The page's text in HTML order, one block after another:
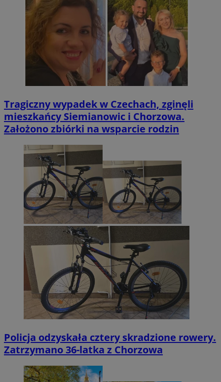
Tragiczny wypadek w Czechach, zginęli
mieszkańcy Siemianowic i Chorzowa.
Założono zbiórki na wsparcie rodzin
Policja odzyskała cztery skradzione rowery.
Zatrzymano 36-latka z Chorzowa